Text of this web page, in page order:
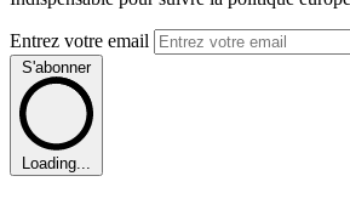
Entrez votre email
S'abonner
Loading...